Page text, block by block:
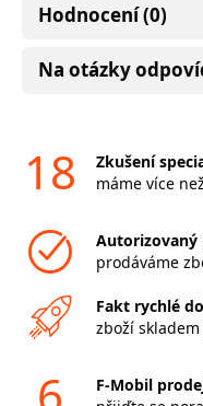
Hodnocení (0)
Na otázky
18
Zkušení
máme více
Autorizovaný
prodáváme
Fakt rychlé
zboží
F-Mobil